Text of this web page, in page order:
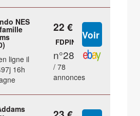
NES
ligne il
16h
22 €
FDPIN
n°28
/ 78
annonces